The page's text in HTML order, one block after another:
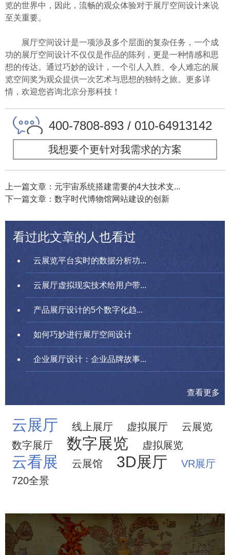
览的世界中，因此，流畅的观众体验对于展厅空间设计来说
至关重要。
展厅空间设计是一项涉及多个层面的复杂任务，一个成
功的展厅空间设计不仅仅是作品的陈列，更是一种情感和思
想的传达。通过巧妙的设计，一个引人入胜、令人难忘的展
览空间奖为观众提供一次艺术与思想的独特之旅。更多详
情，欢迎您咨询北京分形科技！
400-7808-893 / 010-64913142
我想要个更针对我需求的方案
上一篇文章：元宇宙系统搭建需要的4大技术支...
下一篇文章：数字时代博物馆网站建设的创新
看过此文章的人也看过
云展览平台实时的数据分析功...
云展厅虚拟现实技术给用户带...
产品展厅设计的5个数字化趋...
如何巧妙进行展厅空间设计
企业展厅设计：企业品牌故事...
查看更多
云展厅 线上展厅 虚拟展厅
云展览
数字展厅
数字展览 虚拟展览
云看展 云展馆 3D展厅
VR展厅
720全景
农业展览馆